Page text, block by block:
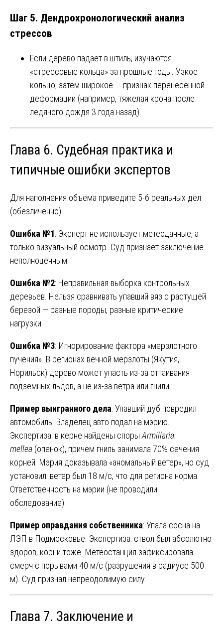
Шаг 5. Дендрохронологический анализ
стрессов
Если дерево падает в штиль, изучаются
«стрессовые кольца» за прошлые годы. Узкое
кольцо, затем широкое — признак перенесенной
деформации (например, тяжелая крона после
ледяного дождя 3 года назад).
Глава 6. Судебная практика и
типичные ошибки экспертов
Для наполнения объема приведите 5-6 реальных дел
(обезличенно).
Ошибка №1: Эксперт не использует метеоданные, а
только визуальный осмотр. Суд признает заключение
неполноценным.
Ошибка №2: Неправильная выборка контрольных
деревьев. Нельзя сравнивать упавший вяз с растущей
березой — разные породы, разные критические
нагрузки.
Ошибка №3: Игнорирование фактора «мерзлотного
пучения». В регионах вечной мерзлоты (Якутия,
Норильск) дерево может упасть из-за оттаивания
подземных льдов, а не из-за ветра или гнили.
Пример выигранного дела: Упавший дуб повредил
автомобиль. Владелец авто подал на мэрию.
Экспертиза: в керне найдены споры Armillaria
mellea (опенок), причем гниль занимала 70% сечения
корней. Мэрия доказывала «аномальный ветер», но суд
установил: ветер был 18 м/с, что для региона норма.
Ответственность на мэрии (не проводили
обследование).
Пример оправдания собственника: Упала сосна на
ЛЭП в Подмосковье. Экспертиза: ствол был абсолютно
здоров, корни тоже. Метеостанция зафиксировала
смерч с порывами 40 м/с (разрушения в радиусе 500
м). Суд признал непреодолимую силу.
Глава 7. Заключение и